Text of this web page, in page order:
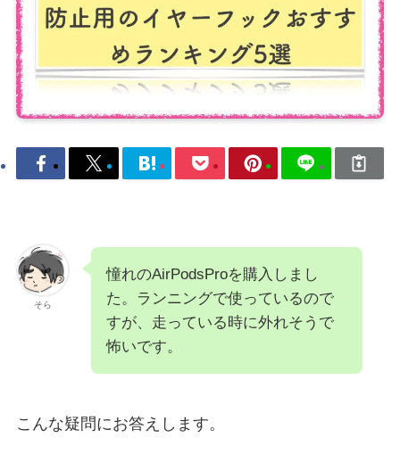
そら
憧れのAirPodsProを購入しまし
た。ランニングで使っているので
すが、走っている時に外れそうで
怖いです。
こんな疑問にお答えします。